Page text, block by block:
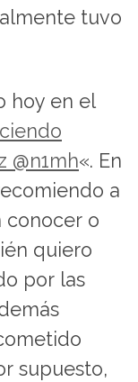
tuvo
hoy en el
@n1mh«. En
a
conocer o
quiero
por las
supuesto,